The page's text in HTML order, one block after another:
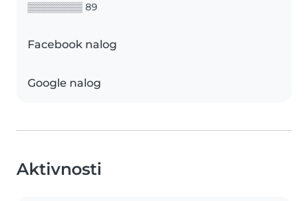
▒▒▒▒▒▒▒▒ 89
Facebook nalog
Google nalog
Aktivnosti